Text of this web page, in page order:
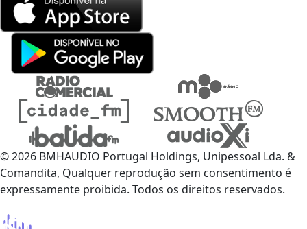
© 2026 BMHAUDIO Portugal Holdings, Unipessoal Lda. &
Comandita, Qualquer reprodução sem consentimento é
expressamente proibida. Todos os direitos reservados.